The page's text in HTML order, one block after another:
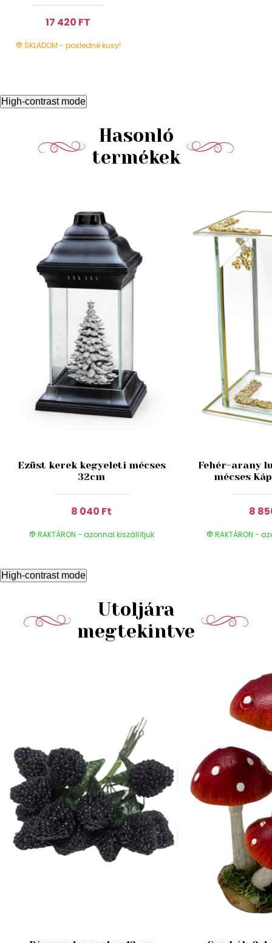
17 420 FT
SKLADOM - posledné kusy!
High-contrast mode
Hasonló
termékek
Ezüst kerek kegyeleti mécses
32cm
8 040 Ft
RAKTÁRON - azonnal kiszállítjuk
Fehér-arany
mécses
8
RAKTÁRON -
High-contrast mode
Utoljára
megtekintve